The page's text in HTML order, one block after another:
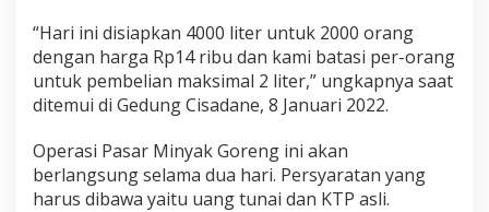
“Hari ini disiapkan 4000 liter untuk 2000 orang
dengan harga Rp14 ribu dan kami batasi per-orang
untuk pembelian maksimal 2 liter,” ungkapnya saat
ditemui di Gedung Cisadane, 8 Januari 2022.
Operasi Pasar Minyak Goreng ini akan
berlangsung selama dua hari. Persyaratan yang
harus dibawa yaitu uang tunai dan KTP asli.